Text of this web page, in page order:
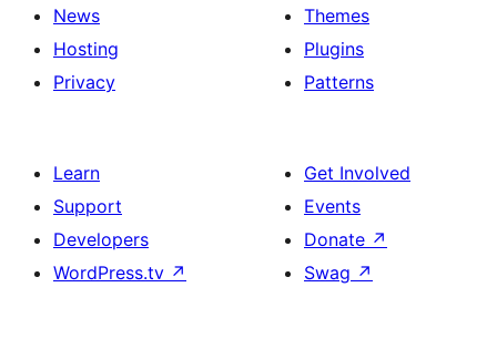
News
Hosting
Privacy
Themes
Plugins
Patterns
Learn
Support
Developers
WordPress.tv ↗
Get Involved
Events
Donate ↗
Swag ↗